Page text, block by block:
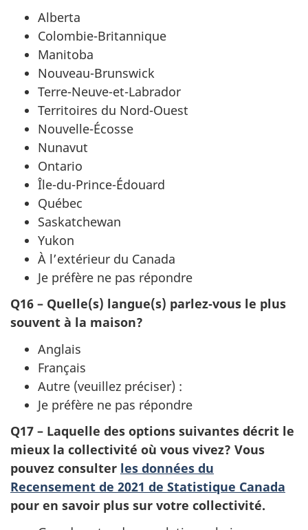
Alberta
Colombie-Britannique
Manitoba
Nouveau-Brunswick
Terre-Neuve-et-Labrador
Territoires du Nord-Ouest
Nouvelle-Écosse
Nunavut
Ontario
Île-du-Prince-Édouard
Québec
Saskatchewan
Yukon
À l’extérieur du Canada
Je préfère ne pas répondre
Q16 – Quelle(s) langue(s) parlez‑vous le plus
souvent à la maison?
Anglais
Français
Autre (veuillez préciser) :
Je préfère ne pas répondre
Q17 – Laquelle des options suivantes décrit le
mieux la collectivité où vous vivez? Vous
pouvez consulter les données du
Recensement de 2021 de Statistique Canada
pour en savoir plus sur votre collectivité.